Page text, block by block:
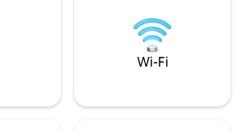
оснащена
щоб освіжити
є бездротовий
пейзажами. Цей будинок ідеально
підходить для
та
Wi-Fi